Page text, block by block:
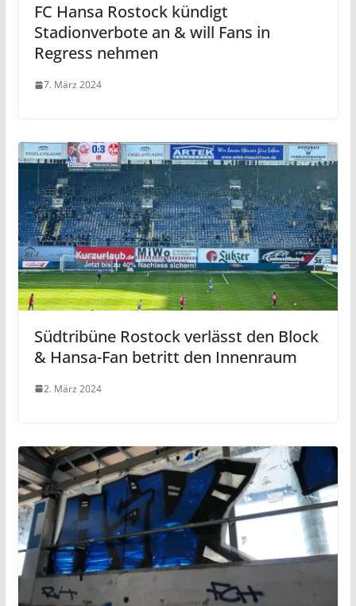
FC Hansa Rostock kündigt
Stadionverbote an & will Fans in
Regress nehmen
7. März 2024
Südtribüne Rostock verlässt den Block
& Hansa-Fan betritt den Innenraum
2. März 2024